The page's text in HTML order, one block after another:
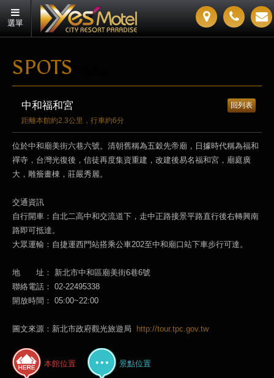
選單
SPOTS
中和福和宮
距離本館約2.3公里，行車約6分
回列表
位於中和廟美街六巷六號。清朝舊稱為五穀先帝廟，日據時代稱為福和
禪寺，台灣光復後，信徒再度集資重建，改建後易名福和宮，廟庭廣
大，雕簷畫棟，莊嚴秀麗。
交通資訊
自行開車：自北二高中和交流道下，走中正路接景平路直行後右轉興南
路即可抵達。
大眾運輸：自捷運西門站搭乘公車202至中和廟口站下車步行可達。
地 址： 新北市中和區廟美街6巷6號
聯絡電話： 02-22495338
開放時間： 05:00~22:00
圖文來源：新北市政府觀光旅遊局 http://tour.tpc.gov.tw
本館位置 景點位置